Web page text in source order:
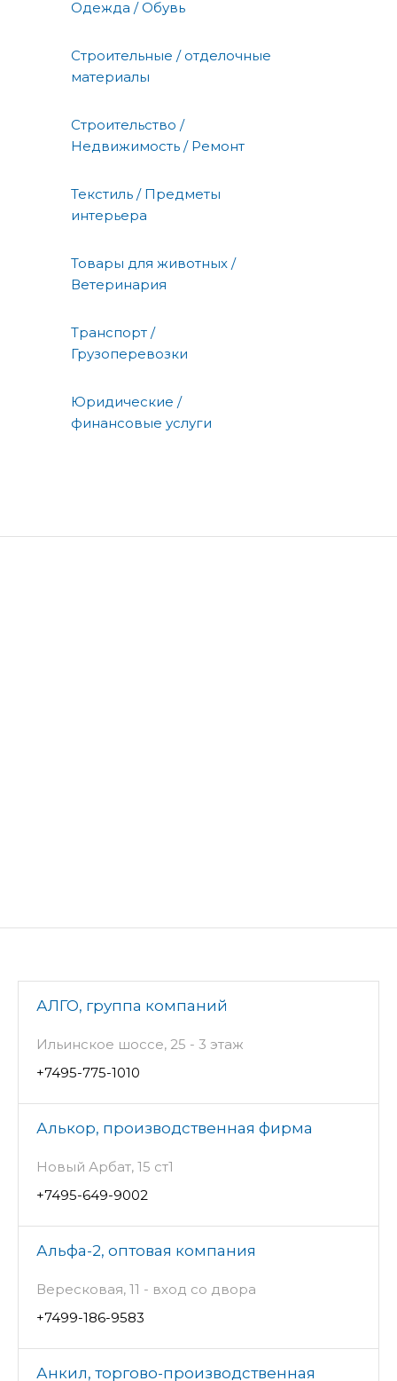
Одежда / Обувь
Строительные / отделочные
материалы
Строительство /
Недвижимость / Ремонт
Текстиль / Предметы
интерьера
Товары для животных /
Ветеринария
Транспорт /
Грузоперевозки
Юридические /
финансовые услуги
АЛГО, группа компаний
Ильинское шоссе, 25 - 3 этаж
+7495-775-1010
Алькор, производственная фирма
Новый Арбат, 15 ст1
+7495-649-9002
Альфа-2, оптовая компания
Вересковая, 11 - вход со двора
+7499-186-9583
Анкил, торгово-производственная